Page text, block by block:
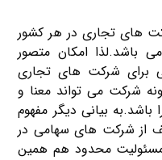
های تجاری در هر کشور
باشد.لذا امکان متصور
برای شرکت های تجاری
شرکت می تواند معنا و
بیانی دیگر مفهوم
از شرکت های سهامی در
محدود هم همین